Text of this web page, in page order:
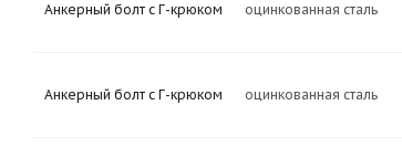
Анкерный болт с Г-крюком оцинкованная сталь
Анкерный болт с Г-крюком оцинкованная сталь